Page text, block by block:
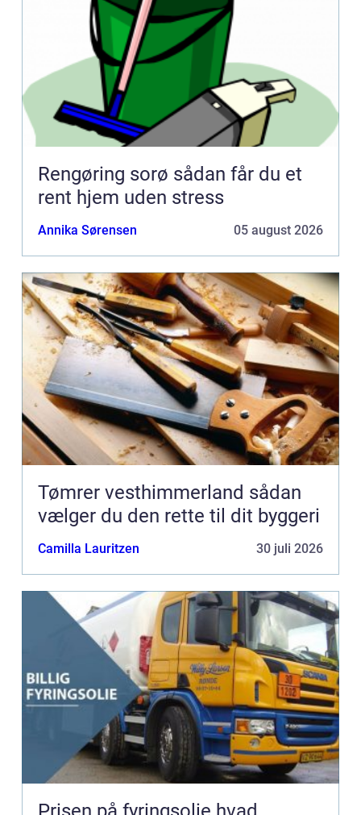
Rengøring sorø sådan får du et
rent hjem uden stress
Annika Sørensen 05 august 2026
Tømrer vesthimmerland sådan
vælger du den rette til dit byggeri
Camilla Lauritzen 30 juli 2026